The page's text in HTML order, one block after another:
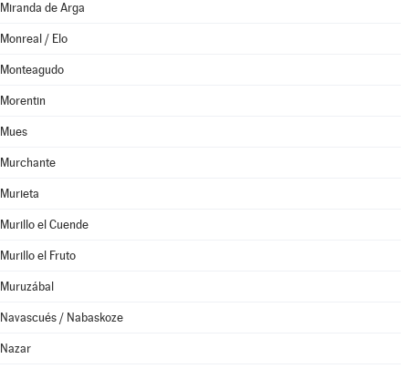
Miranda de Arga
Monreal / Elo
Monteagudo
Morentin
Mues
Murchante
Murieta
Murillo el Cuende
Murillo el Fruto
Muruzábal
Navascués / Nabaskoze
Nazar